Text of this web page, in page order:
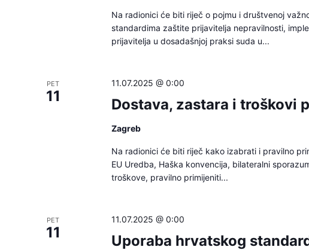
Na radionici će biti riječ o pojmu i društvenoj
standardima zaštite prijavitelja nepravilnosti,
prijavitelja u dosadašnjoj praksi suda u...
PET
11 Dostava, zastara i troškovi
11.07.2025 @ 0:00
Zagreb
Na radionici će biti riječ kako izabrati i pravilno
EU Uredba, Haška konvencija, bilateralni
troškove, pravilno primijeniti...
PET
11
Uporaba hrvatskog
11.07.2025 @ 0:00